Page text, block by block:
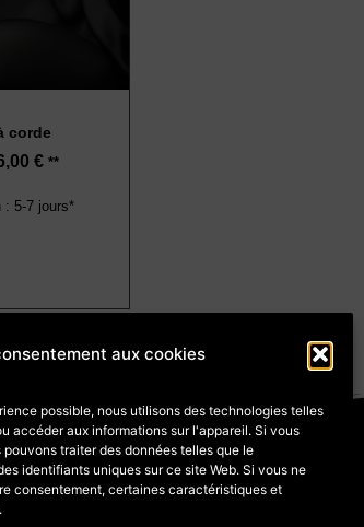
aux cookies
possible, nous utilisons des technologies telles
accéder aux informations sur l'appareil. Si vous
traiter des données telles que le
identifiants uniques sur ce site Web. Si vous ne
consentement, certaines caractéristiques et
corde
€ **
: 5-7 jours*
(UE)